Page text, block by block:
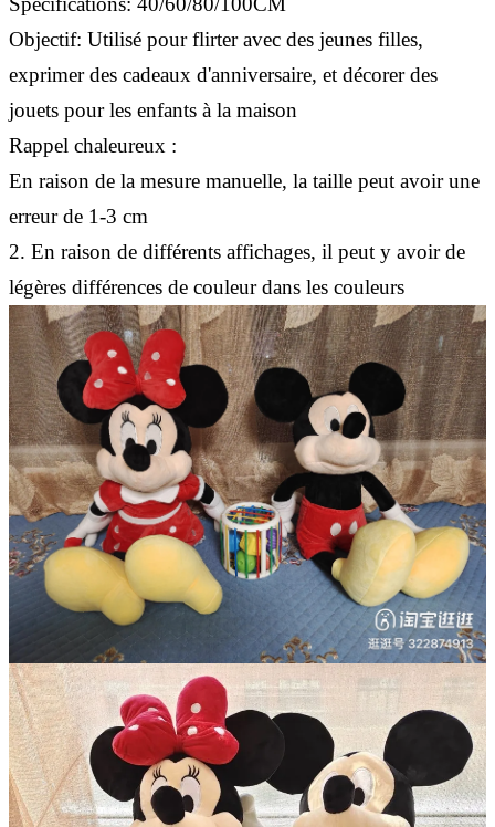
Objectif: Utilisé pour flirter avec des jeunes filles,
exprimer des cadeaux d'anniversaire, et décorer des
jouets pour les enfants à la maison
Rappel chaleureux :
En raison de la mesure manuelle, la taille peut avoir une
erreur de 1-3 cm
2. En raison de différents affichages, il peut y avoir de
légères différences de couleur dans les couleurs